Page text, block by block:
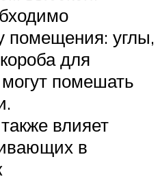
помещения: углы,
для
помешать
влияет
в